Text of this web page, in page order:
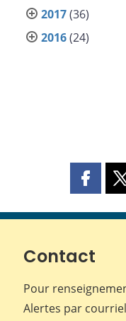
2017(36)
2016(24)
page
Contact
Pour
Alertes par courriel